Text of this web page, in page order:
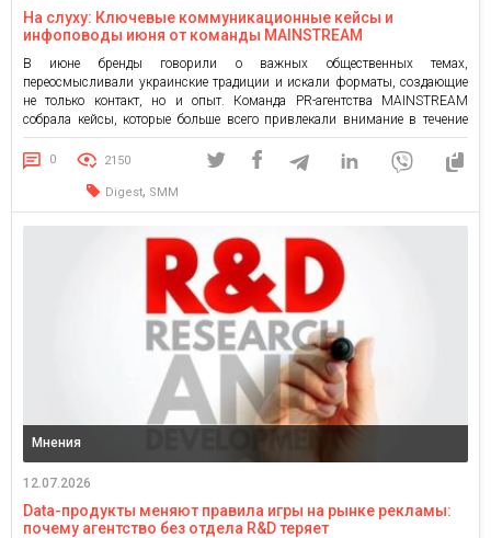
На слуху: Ключевые коммуникационные кейсы и
инфоповоды июня от команды MAINSTREAM
В июне бренды говорили о важных общественных темах,
переосмысливали украинские традиции и искали форматы, создающие
не только контакт, но и опыт. Команда PR-агентства MAINSTREAM
собрала кейсы, которые больше всего привлекали внимание в течение
месяца. Уже год в рубрике «На слуху» мы следим за тем, как бренды
используют коммуникации как инструмент влияния, управления
0 2150
Digest, SMM
Мнения
12.07.2026
Data-продукты меняют правила игры на рынке рекламы:
почему агентство без отдела R&D теряет